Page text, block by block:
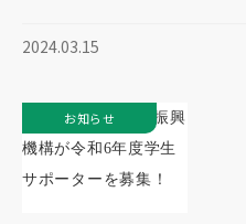
2024.03.15
お知らせ